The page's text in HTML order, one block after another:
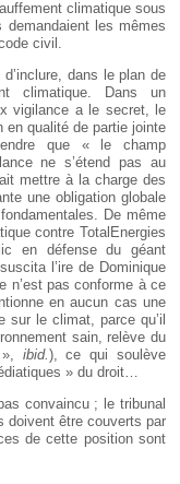
climatique sous
demandaient les mêmes
civil.
dans le plan de
climatique. Dans un
vigilance a le secret, le
en qualité de partie jointe
que « le champ
ne s’étend pas au
mettre à la charge des
une obligation globale
De même
contre TotalEnergies
en défense du géant
l’ire de Dominique
n’est pas conforme à ce
en aucun cas une
le climat, parce qu’il
sain, relève du
ibid.), ce qui soulève
» du droit…
convaincu ; le tribunal
doivent être couverts par
de cette position sont